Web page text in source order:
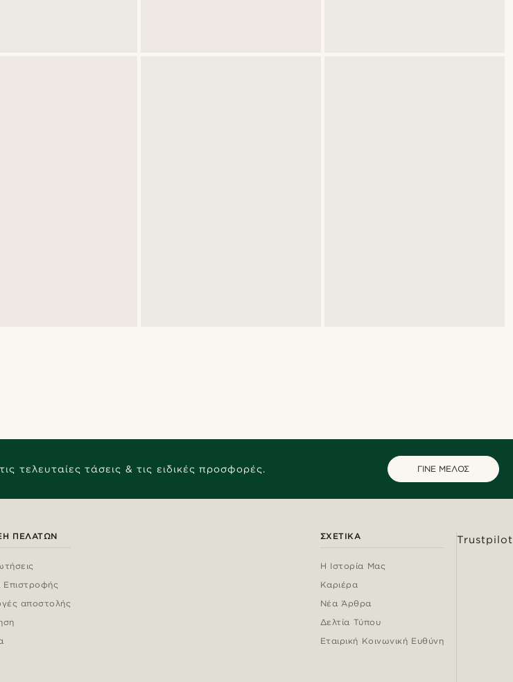
τελευταίες τάσεις & τις ειδικές προσφορές. ΓΙΝΕ ΜΕΛΟΣ
ΠΕΛΑΤΏΝ
Επιστροφής
αποστολής
ΣΧΕΤΙΚΆ
Η Ιστορία Μας
Καριέρα
Νέα Άρθρα
Δελτία Τύπου
Εταιρική Κοινωνική Ευθύνη
Trustpilot